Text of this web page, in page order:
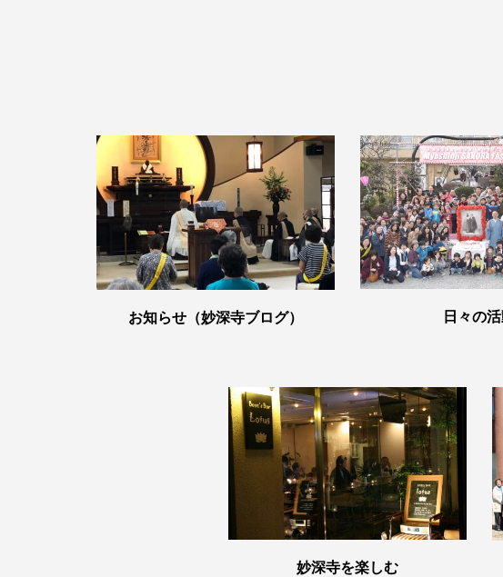
お知らせ（妙深寺ブログ） 日々の
妙深寺を楽しむ